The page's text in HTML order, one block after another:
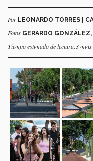
Por LEONARDO TORRES |
Fotos GERARDO
Tiempo estimado de lectura:3 mins